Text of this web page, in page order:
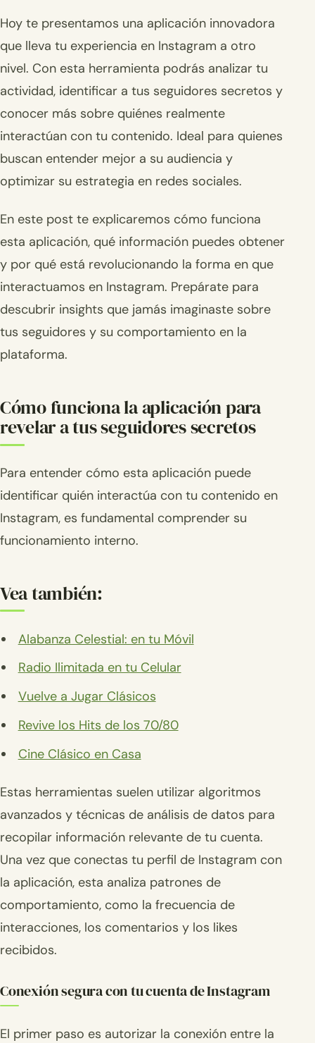
Hoy te presentamos una aplicación innovadora
que lleva tu experiencia en Instagram a otro
nivel. Con esta herramienta podrás analizar tu
actividad, identificar a tus seguidores secretos y
conocer más sobre quiénes realmente
interactúan con tu contenido. Ideal para quienes
buscan entender mejor a su audiencia y
optimizar su estrategia en redes sociales.
En este post te explicaremos cómo funciona
esta aplicación, qué información puedes obtener
y por qué está revolucionando la forma en que
interactuamos en Instagram. Prepárate para
descubrir insights que jamás imaginaste sobre
tus seguidores y su comportamiento en la
plataforma.
Cómo funciona la aplicación para
revelar a tus seguidores secretos
Para entender cómo esta aplicación puede
identificar quién interactúa con tu contenido en
Instagram, es fundamental comprender su
funcionamiento interno.
Vea también:
Alabanza Celestial: en tu Móvil
Radio Ilimitada en tu Celular
Vuelve a Jugar Clásicos
Revive los Hits de los 70/80
Cine Clásico en Casa
Estas herramientas suelen utilizar algoritmos
avanzados y técnicas de análisis de datos para
recopilar información relevante de tu cuenta.
Una vez que conectas tu perfil de Instagram con
la aplicación, esta analiza patrones de
comportamiento, como la frecuencia de
interacciones, los comentarios y los likes
recibidos.
Conexión segura con tu cuenta de Instagram
El primer paso es autorizar la conexión entre la